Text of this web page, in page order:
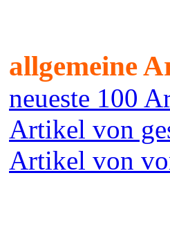
allgemeine
neueste 100
Artikel von
Artikel von